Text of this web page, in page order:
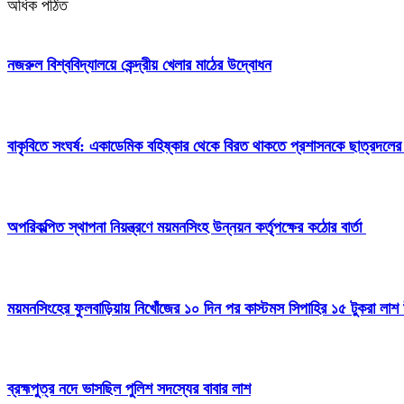
অধিক পঠিত
নজরুল বিশ্ববিদ্যালয়ে কেন্দ্রীয় খেলার মাঠের উদ্বোধন
বাকৃবিতে সংঘর্ষ: একাডেমিক বহিষ্কার থেকে বিরত থাকতে প্রশাসনকে
অপরিকল্পিত স্থাপনা নিয়ন্ত্রণে ময়মনসিংহ উন্নয়ন কর্তৃপক্ষের কঠোর বার্তা
ময়মনসিংহের ফুলবাড়িয়ায় নিখোঁজের ১০ দিন পর কাস্টমস সিপাহির ১৫ টুকরা লাশ
ব্রহ্মপুত্র নদে ভাসছিল পুলিশ সদস্যের বাবার লাশ